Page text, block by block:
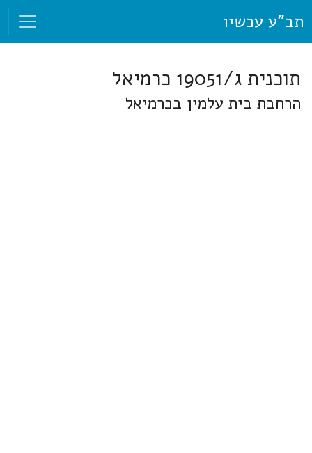
תב"ע עכשיו
תוכנית ג/19051 כרמיאל
הרחבת בית עלמין בכרמיאל